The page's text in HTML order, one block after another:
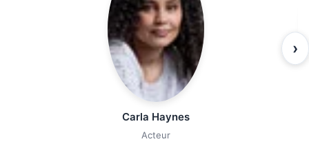
Carla Haynes
Acteur
›